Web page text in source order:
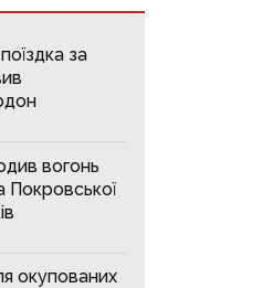
за
вогонь
Покровської
окупованих